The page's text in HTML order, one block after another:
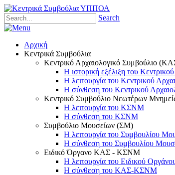
Search
Αρχική
Κεντρικά Συμβούλια
Κεντρικό Αρχαιολογικό Συμβούλιο
Η ιστορική εξέλιξη του
Η λειτουργία του Κεντρικού
Η σύνθεση του Κεντρικού
Κεντρικό Συμβούλιο Νεωτέρων
Η λειτουργία του ΚΣΝΜ
Η σύνθεση του ΚΣΝΜ
Συμβούλιο Μουσείων (ΣΜ)
Η λειτουργία του Συμβουλίου
Η σύνθεση του Συμβουλίου
Ειδικό Όργανο ΚΑΣ - ΚΣΝΜ
Η λειτουργία του Ειδικού
Η σύνθεση του ΚΑΣ-ΚΣΝΜ